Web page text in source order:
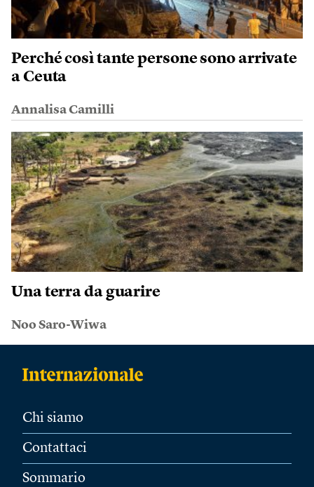
Perché così tante persone sono arrivate
a Ceuta
Annalisa Camilli
Una terra da guarire
Noo Saro-Wiwa
Chi siamo
Contattaci
Sommario